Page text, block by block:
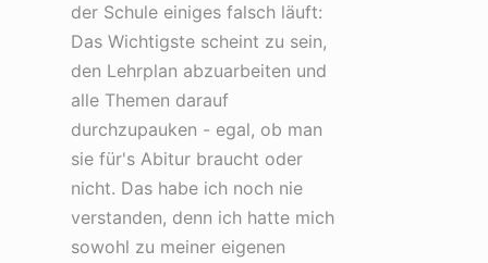
der Schule einiges falsch läuft:
Das Wichtigste scheint zu sein,
den Lehrplan abzuarbeiten und
alle Themen darauf
durchzupauken - egal, ob man
sie für's Abitur braucht oder
nicht. Das habe ich noch nie
verstanden, denn ich hatte mich
sowohl zu meiner eigenen